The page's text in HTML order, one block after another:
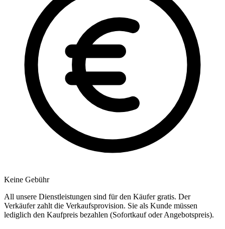
Keine Gebühr
All unsere Dienstleistungen sind für den Käufer gratis. Der
Verkäufer zahlt die Verkaufsprovision. Sie als Kunde müssen
lediglich den Kaufpreis bezahlen (Sofortkauf oder Angebotspreis).